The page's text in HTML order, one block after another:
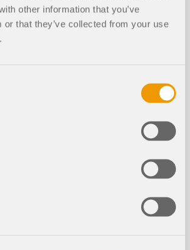
other information that you’ve
or that they’ve collected from your use
NOVÉ
průřezu v rámci addonů pro